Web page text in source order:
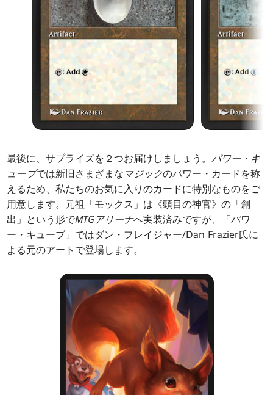
最後に、サプライズを２つお届けしましょう。パワー・キ
ューブでは新旧さまざまなマジックのパワー・カードを称
えるため、私たちのお気に入りのカードに特別なものをご
用意します。元祖「モックス」は《頭目の神官》の「創
出」という形でMTGアリーナへ実装済みですが、「パワ
ー・キューブ」ではダン・フレイジャー/Dan Frazier氏に
よる元のアートで登場します。